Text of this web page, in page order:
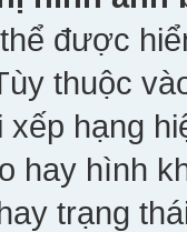
được
thuộc
hạng
hay hình
trạng